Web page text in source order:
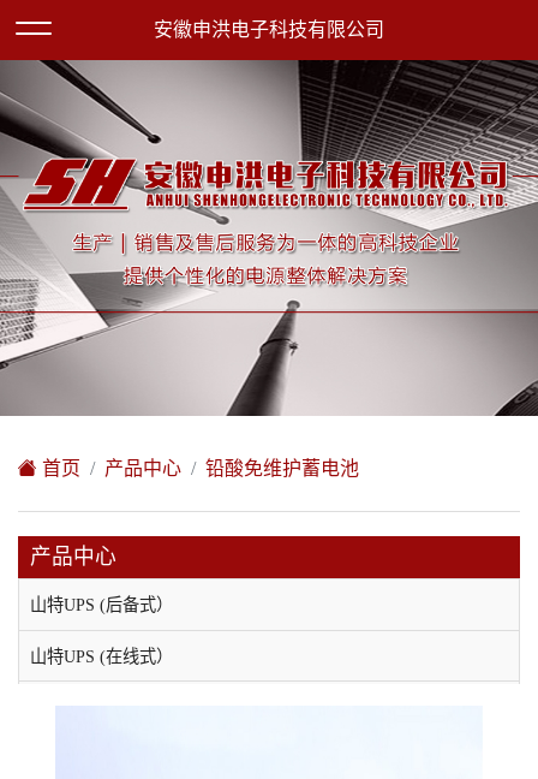
欢迎访问安徽申洪电子科技有限公司网站！
安徽申洪电子科技有限公司
首页 产品中心 铅酸免维护蓄电池
产品中心
山特UPS (后备式）
山特UPS (在线式）
维谛（原艾默生）UPS电源